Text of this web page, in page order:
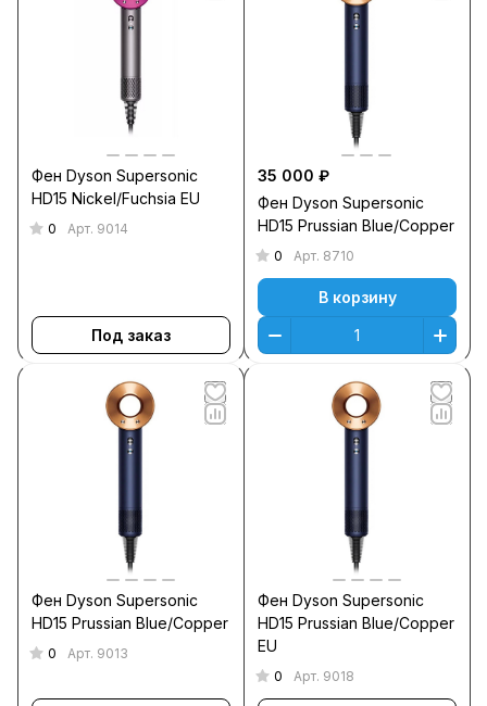
Фен Dyson Supersonic
HD15 Nickel/Fuchsia EU
0 Арт. 9014
Под заказ
35 000 ₽
Фен Dyson Supersonic
HD15 Prussian Blue/Copper
0 Арт. 8710
В корзину
Фен Dyson Supersonic
HD15 Prussian Blue/Copper
0 Арт. 9013
Фен Dyson Supersonic
HD15 Prussian Blue/Copper
EU
0 Арт. 9018